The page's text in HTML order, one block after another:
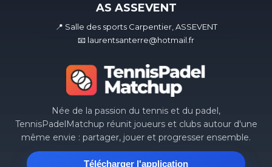
AS ASSEVENT
📍 Salle des sports Carpentier, ASSEVENT
📧 laurentsanterre@hotmail.fr
Née de la passion du tennis et du padel,
TennisPadelMatchup réunit joueurs et clubs autour d'une
même envie : partager, jouer et progresser ensemble.
Télécharger l'application